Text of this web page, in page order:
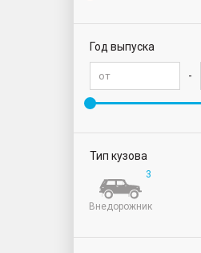
Год выпуска
-
Тип кузова
3
Внедорожник